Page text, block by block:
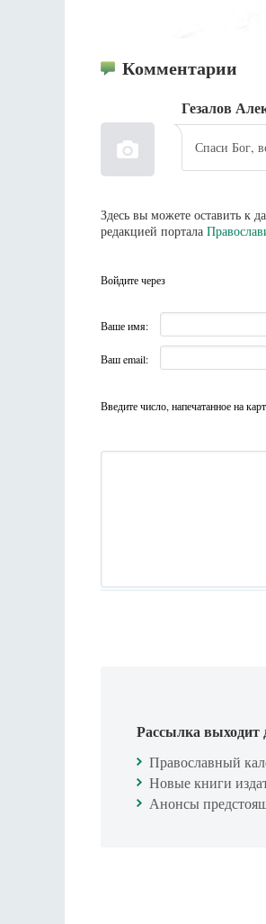
Комментарии
Гезалов
Спаси Бог,
Здесь вы можете оставить к
редакцией портала
Войдите через
Ваше имя:
Ваш email:
Введите число, напечатанное на
Рассылка выходит
Православный
Новые книги
Анонсы